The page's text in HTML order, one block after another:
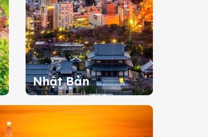
Nhật Bản